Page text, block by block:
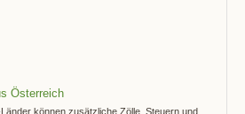
können zusätzliche Zölle, Steuern und